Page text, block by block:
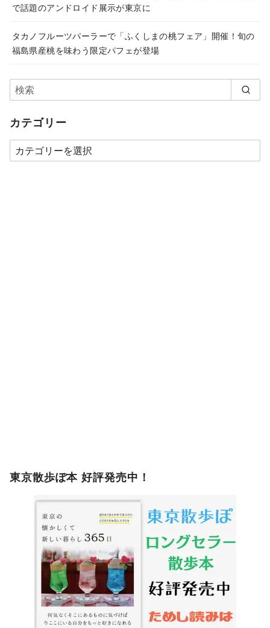
で話題のアンドロイド展示が東京に
タカノフルーツパーラーで「ふくしまの桃フェア」開催！旬の
福島県産桃を味わう限定パフェが登場
カテゴリー
カ
テ
東京散歩ぽ本 好評発売中！